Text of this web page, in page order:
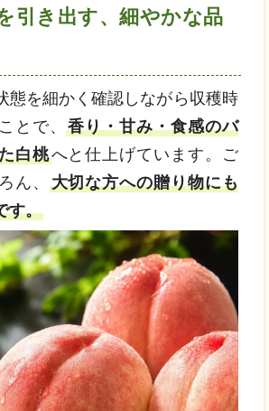
引き出す、細やかな品
態を細かく確認しながら収穫時
とで、香り・甘み・食感のバ
白桃へと仕上げています。ご
ん、 大切な方への贈り物にも
す。